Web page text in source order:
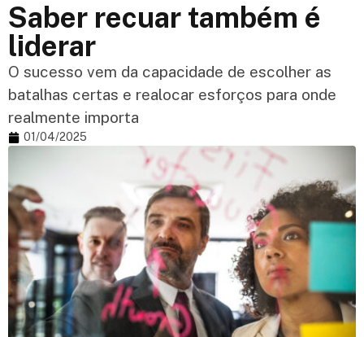
Saber recuar também é
liderar
O sucesso vem da capacidade de escolher as
batalhas certas e realocar esforços para onde
realmente importa
01/04/2025